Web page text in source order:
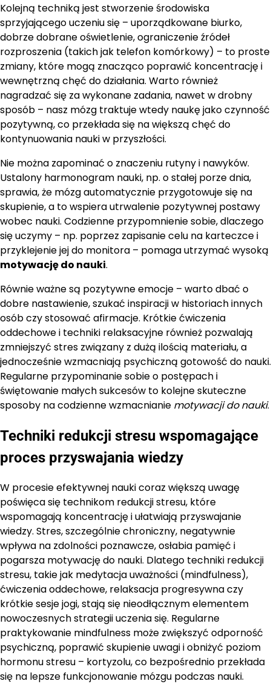
Kolejną techniką jest stworzenie środowiska
sprzyjającego uczeniu się – uporządkowane biurko,
dobrze dobrane oświetlenie, ograniczenie źródeł
rozproszenia (takich jak telefon komórkowy) – to proste
zmiany, które mogą znacząco poprawić koncentrację i
wewnętrzną chęć do działania. Warto również
nagradzać się za wykonane zadania, nawet w drobny
sposób – nasz mózg traktuje wtedy naukę jako czynność
pozytywną, co przekłada się na większą chęć do
kontynuowania nauki w przyszłości.
Nie można zapominać o znaczeniu rutyny i nawyków.
Ustalony harmonogram nauki, np. o stałej porze dnia,
sprawia, że mózg automatycznie przygotowuje się na
skupienie, a to wspiera utrwalenie pozytywnej postawy
wobec nauki. Codzienne przypomnienie sobie, dlaczego
się uczymy – np. poprzez zapisanie celu na karteczce i
przyklejenie jej do monitora – pomaga utrzymać wysoką
motywację do nauki.
Równie ważne są pozytywne emocje – warto dbać o
dobre nastawienie, szukać inspiracji w historiach innych
osób czy stosować afirmacje. Krótkie ćwiczenia
oddechowe i techniki relaksacyjne również pozwalają
zmniejszyć stres związany z dużą ilością materiału, a
jednocześnie wzmacniają psychiczną gotowość do nauki.
Regularne przypominanie sobie o postępach i
świętowanie małych sukcesów to kolejne skuteczne
sposoby na codzienne wzmacnianie motywacji do nauki.
Techniki redukcji stresu wspomagające
proces przyswajania wiedzy
W procesie efektywnej nauki coraz większą uwagę
poświęca się technikom redukcji stresu, które
wspomagają koncentrację i ułatwiają przyswajanie
wiedzy. Stres, szczególnie chroniczny, negatywnie
wpływa na zdolności poznawcze, osłabia pamięć i
pogarsza motywację do nauki. Dlatego techniki redukcji
stresu, takie jak medytacja uważności (mindfulness),
ćwiczenia oddechowe, relaksacja progresywna czy
krótkie sesje jogi, stają się nieodłącznym elementem
nowoczesnych strategii uczenia się. Regularne
praktykowanie mindfulness może zwiększyć odporność
psychiczną, poprawić skupienie uwagi i obniżyć poziom
hormonu stresu – kortyzolu, co bezpośrednio przekłada
się na lepsze funkcjonowanie mózgu podczas nauki.